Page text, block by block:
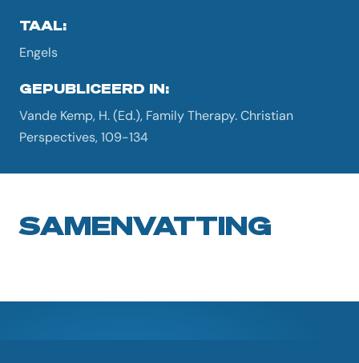
TAAL:
Engels
GEPUBLICEERD IN:
Vande Kemp, H. (Ed.), Family Therapy. Christian
Perspectives, 109-134
SAMENVATTING